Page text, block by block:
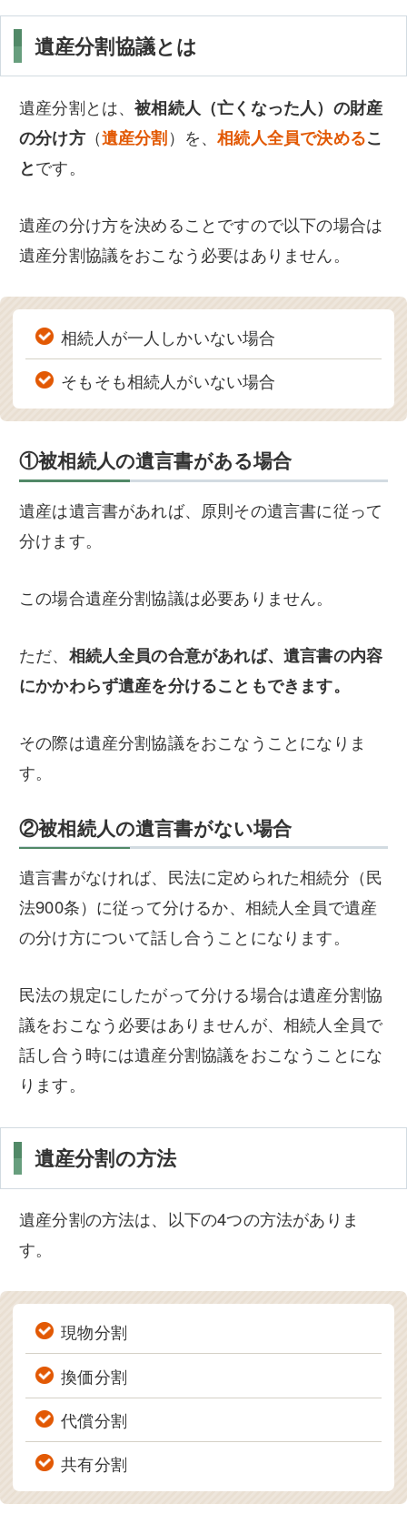
遺産分割協議とは
遺産分割とは、被相続人（亡くなった人）の財産
の分け方（遺産分割）を、相続人全員で決めるこ
とです。
遺産の分け方を決めることですので以下の場合は
遺産分割協議をおこなう必要はありません。
相続人が一人しかいない場合
そもそも相続人がいない場合
①被相続人の遺言書がある場合
遺産は遺言書があれば、原則その遺言書に従って
分けます。
この場合遺産分割協議は必要ありません。
ただ、 相続人全員の合意があれば、遺言書の内容
にかかわらず遺産を分けることもできます。
その際は遺産分割協議をおこなうことになりま
す。
②被相続人の遺言書がない場合
遺言書がなければ、民法に定められた相続分（民
法900条）に従って分けるか、相続人全員で遺産
の分け方について話し合うことになります。
民法の規定にしたがって分ける場合は遺産分割協
議をおこなう必要はありませんが、相続人全員で
話し合う時には遺産分割協議をおこなうことにな
ります。
遺産分割の方法
遺産分割の方法は、以下の4つの方法がありま
す。
現物分割
換価分割
代償分割
共有分割